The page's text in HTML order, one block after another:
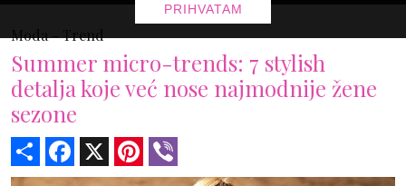
Moda -Trend
Summer micro-trends: 7 stylish
detalja koje već nose najmodnije žene
sezone
Share Facebook Pinterest
PRIHVATAM